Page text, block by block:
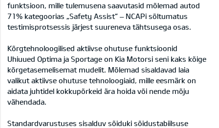
funktsioon, mille tulemusena saavutasid mõlemad autod
71% kategoorias „Safety Assist“ – NCAPi sõltumatus
testimisprotsessis järjest suureneva tähtsusega osas.
Kõrgtehnoloogilised aktiivse ohutuse funktsioonid
Uhiuued Optima ja Sportage on Kia Motorsi seni kaks kõige
kõrgetasemelisemat mudelit. Mõlemad sisaldavad laia
valikut aktiivse ohutuse tehnoloogiaid, mille eesmärk on
aidata juhtidel kokkupõrkeid ära hoida või nende mõju
vähendada.
Standardvarustuses sisalduv sõiduki sõidustabiilsuse